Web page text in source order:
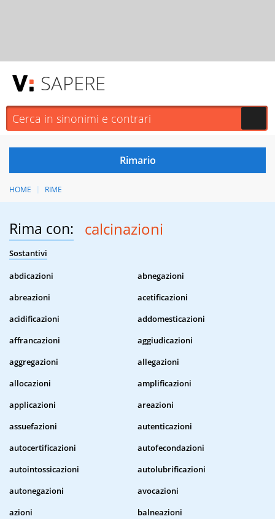
SAPERE
HOME RIME
Rima con: calcinazioni
Sostantivi
abdicazioni
abnegazioni
abreazioni
acetificazioni
acidificazioni
addomesticazioni
affrancazioni
aggiudicazioni
aggregazioni
allegazioni
allocazioni
amplificazioni
applicazioni
areazioni
assuefazioni
autenticazioni
autocertificazioni
autofecondazioni
autointossicazioni
autolubrificazioni
autonegazioni
avocazioni
azioni
balneazioni